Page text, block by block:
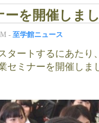
ーを開催しま
- 至学館ニュース
タートするにあたり
セミナーを開催しま